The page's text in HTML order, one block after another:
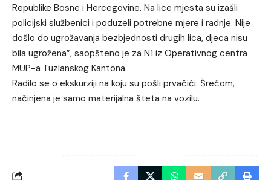
Republike Bosne i Hercegovine. Na lice mjesta su izašli
policijski službenici i poduzeli potrebne mjere i radnje. Nije
došlo do ugrožavanja bezbjednosti drugih lica, djeca nisu
bila ugrožena”, saopšteno je za N1 iz Operativnog centra
MUP-a Tuzlanskog Kantona.
Radilo se o ekskurziji na koju su pošli prvačići. Šrećom,
načinjena je samo materijalna šteta na vozilu.